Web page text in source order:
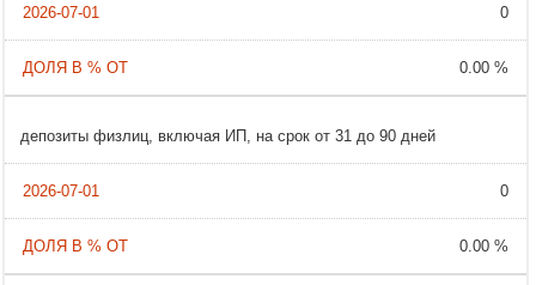
0
0.00 %
депозиты физлиц, включая ИП, на срок от 31 до 90 дней
0
0.00 %